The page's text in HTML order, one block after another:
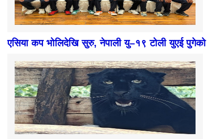
एसिया कप भोलिदेखि सुरु, नेपाली यु–१९ टोली युएई पुगेको